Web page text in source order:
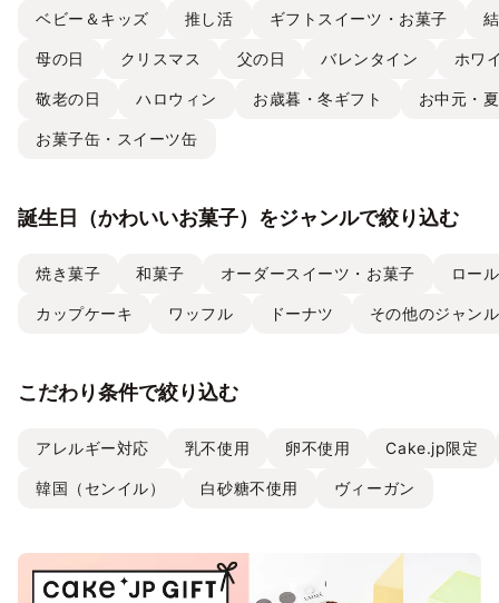
ベビー＆キッズ 推し活 ギフトスイーツ・お菓子
母の日 クリスマス 父の日 バレンタイン ホワ
敬老の日 ハロウィン お歳暮・冬ギフト お中元・
お菓子缶・スイーツ缶
誕生日（かわいいお菓子）をジャンルで絞り込む
焼き菓子 和菓子 オーダースイーツ・お菓子 ロー
カップケーキ ワッフル ドーナツ その他のジャンル
こだわり条件で絞り込む
アレルギー対応 乳不使用 卵不使用 Cake.jp限定
韓国（センイル） 白砂糖不使用 ヴィーガン